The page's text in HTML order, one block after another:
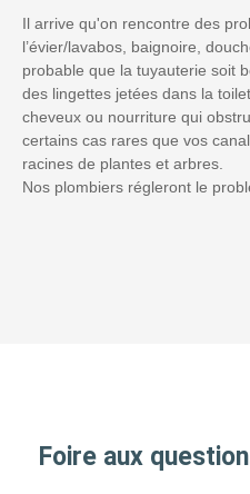
Il arrive qu'on rencontre des
l’évier/lavabos, baignoire,
probable que la tuyauterie soit
des lingettes jetées dans la
cheveux ou nourriture qui
certains cas rares que vos
racines de plantes et arbres.
Nos plombiers régleront le
Foire aux